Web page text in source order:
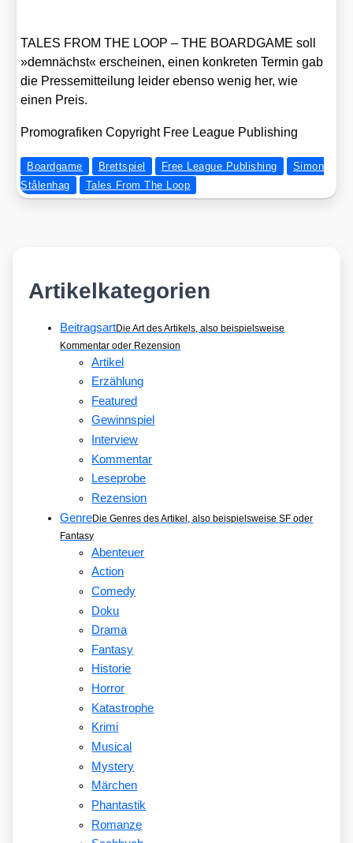
TALES FROM THE LOOP – THE BOARDGAME soll
»dem­nächst« erschei­nen, einen kon­kre­ten Ter­min gab
die Pres­se­mit­tei­lung lei­der eben­so wenig her, wie
einen Preis.
Pro­mo­gra­fi­ken Copy­right Free League Publi­shing
Boardgame Brettspiel Free League Publishing
Simon
Stålenhag
Tales From The Loop
Artikelkategorien
BeitragsartDie Art des Artikels, also beispielsweise
Kommentar oder Rezension
Artikel
Erzählung
Featured
Gewinnspiel
Interview
Kommentar
Leseprobe
Rezension
GenreDie Genres des Artikel, also beispielsweise SF oder
Fantasy
Abenteuer
Action
Comedy
Doku
Drama
Fantasy
Historie
Horror
Katastrophe
Krimi
Musical
Mystery
Märchen
Phantastik
Romanze